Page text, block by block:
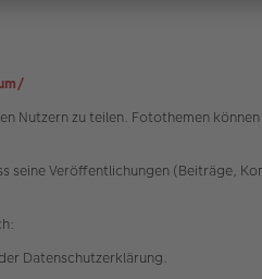
Nutzern zu teilen. Fotothemen
Veröffentlichungen (Beiträge,
Datenschutzerklärung.